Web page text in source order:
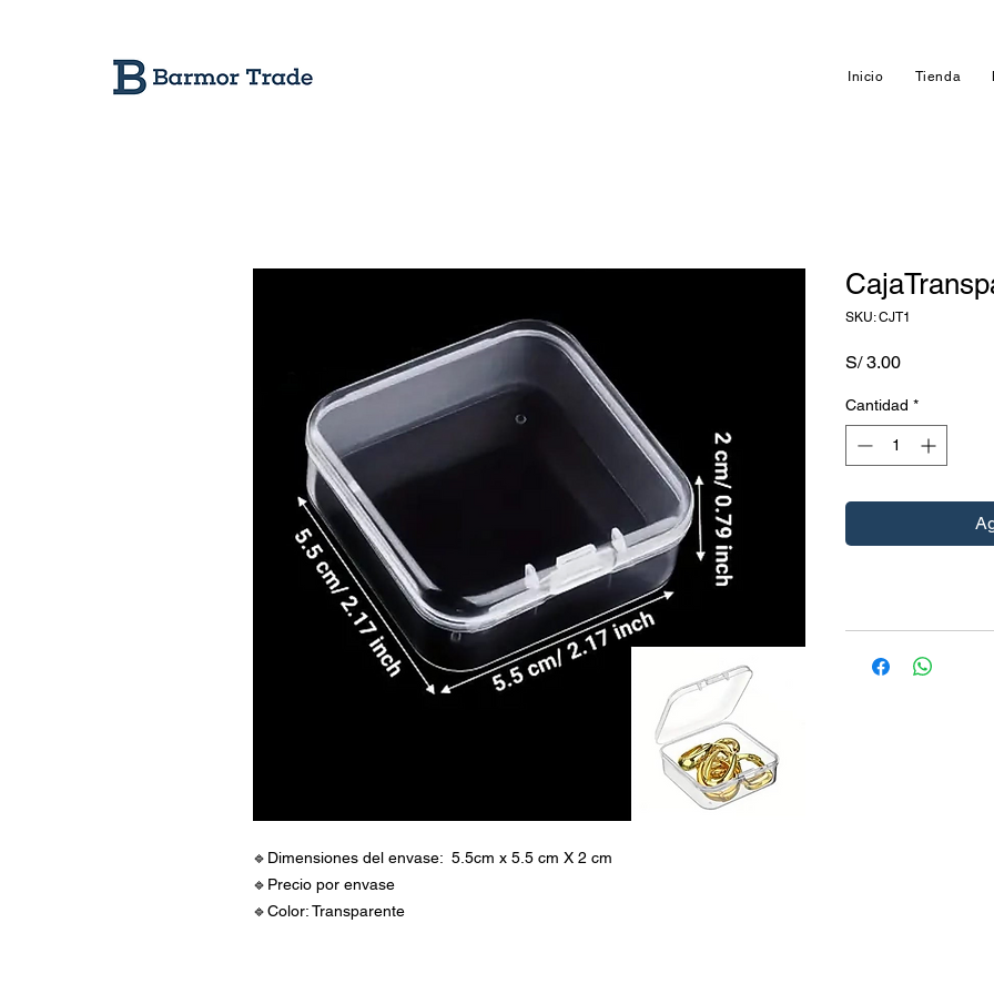
Inicio Tienda
🔹Dimensiones del envase: 5.5cm x 5.5 cm X 2 cm
🔹Precio por envase
🔹Color: Transparente
SKU: CJT1
S/ 3.00Precio
Cantidad *